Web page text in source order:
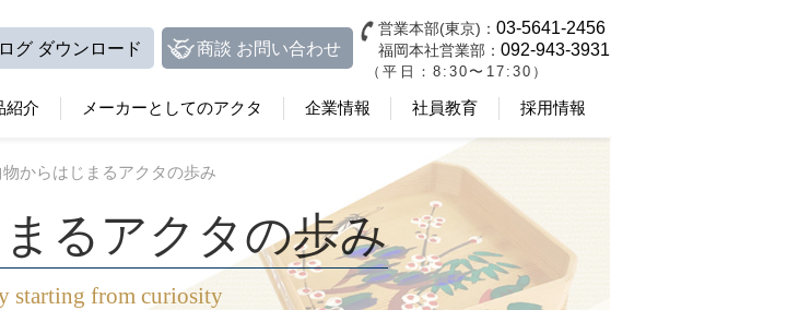
グ ダウンロード 商談 お問い合わせ
営業本部(東京)： 03-5641-2456
福岡本社営業部： 092-943-3931
（平日：8:30〜17:30）
紹介 メーカーとしてのアクタ 企業情報 社員教育 採用情報
物からはじまるアクタの歩み
るアクタの歩み
starting from curiosity